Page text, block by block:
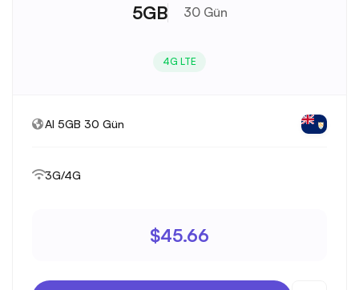
5GB 30 Gün
4G LTE
AI 5GB 30 Gün
3G/4G
$45.66